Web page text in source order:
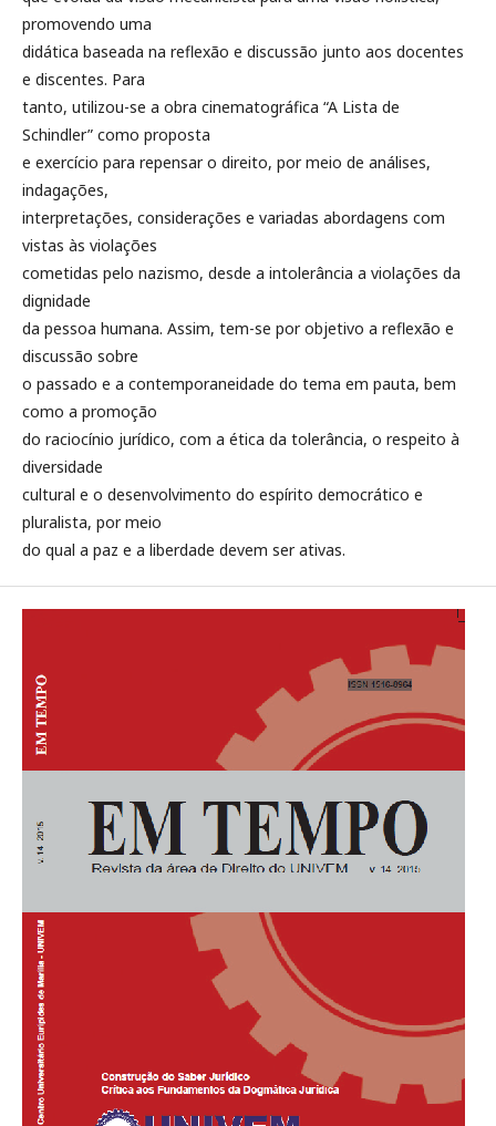
promovendo uma
didática baseada na reflexão e discussão junto aos docentes
e discentes. Para
tanto, utilizou-se a obra cinematográfica “A Lista de
Schindler” como proposta
e exercício para repensar o direito, por meio de análises,
indagações,
interpretações, considerações e variadas abordagens com
vistas às violações
cometidas pelo nazismo, desde a intolerância a violações da
dignidade
da pessoa humana. Assim, tem-se por objetivo a reflexão e
discussão sobre
o passado e a contemporaneidade do tema em pauta, bem
como a promoção
do raciocínio jurídico, com a ética da tolerância, o respeito à
diversidade
cultural e o desenvolvimento do espírito democrático e
pluralista, por meio
do qual a paz e a liberdade devem ser ativas.